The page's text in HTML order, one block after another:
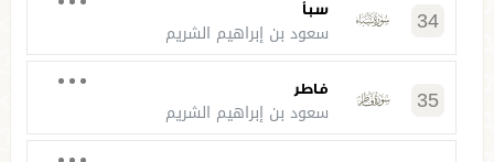
34 سبأ
سعود بن إبراهيم الشريم
35 فاطر
سعود بن إبراهيم الشريم